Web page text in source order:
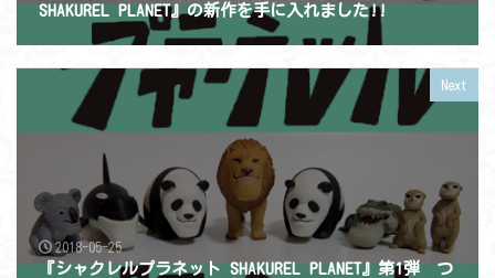
SHAKUREL PLANET』の新作を手に入れました!!
Next
2018-05-25
『シャクレルプラネット SHAKUREL PLANET』第1弾 つ